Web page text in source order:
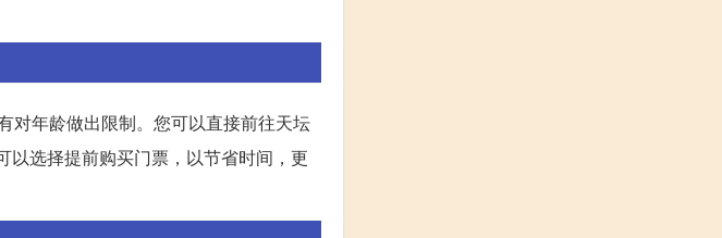
对年龄做出限制。您可以直接前往天坛
选择提前购买门票，以节省时间，更